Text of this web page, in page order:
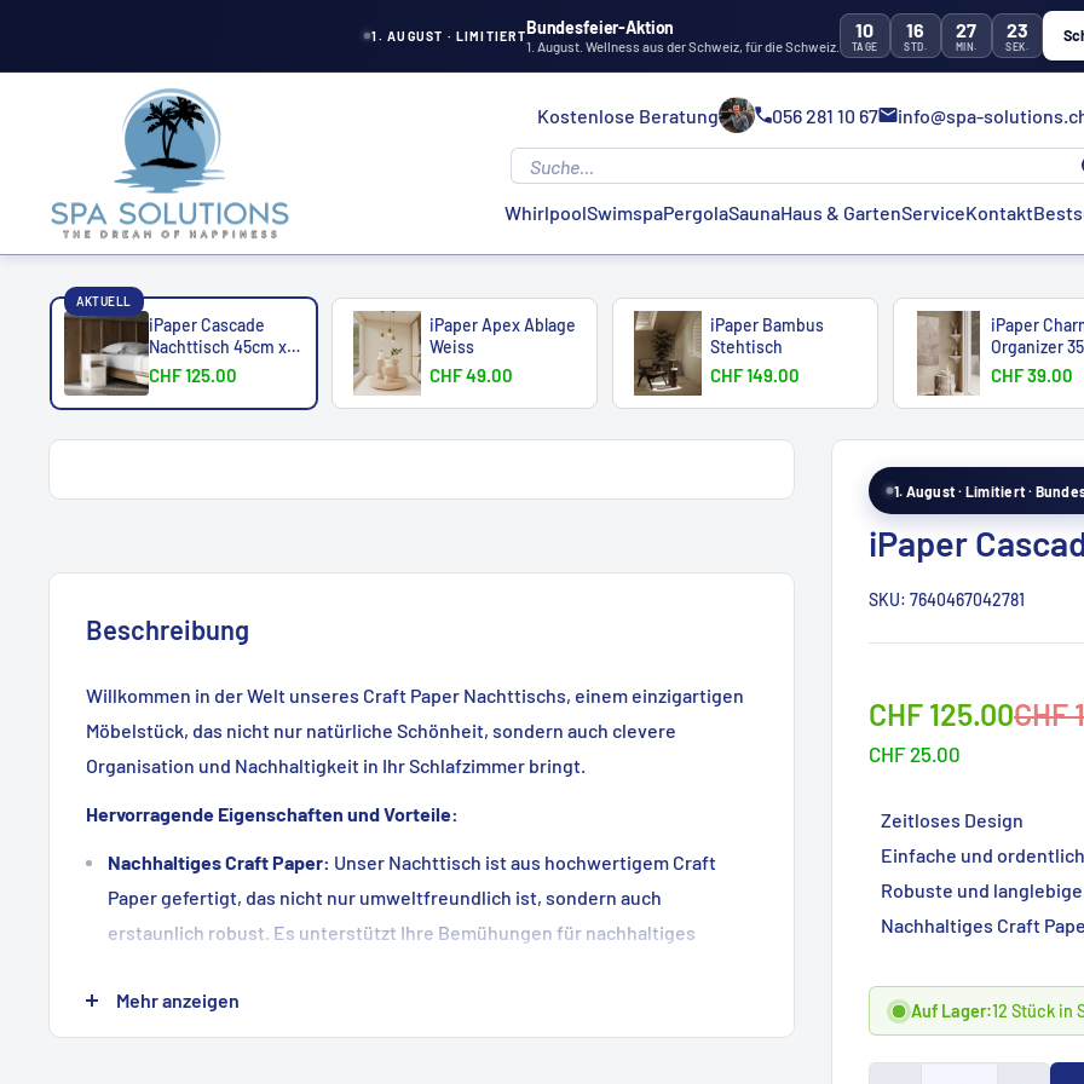
1. AUGUST · LIMITIERTBundesfeier-Aktion
1. August. Wellness aus der Schweiz, für die Schweiz.
10
TAGE
16
STD.
27
MIN.
22
SEK.
Solutions
Kostenlose Beratung 056 281 10 67 info@spa-
WhirlpoolSwimspaPergolaSaunaHaus & GartenServiceKontakt
AKTUELL
iPaper Cascade
Nachttisch 45cm x
25cm
CHF 125.00
iPaper Apex Ablage
Weiss
CHF 49.00
iPaper Bambus
Stehtisch
CHF 149.00
iPaper
Organizer
15cm
CHF 39.00
1. August · Limitiert ·
iPaper
SKU: 7640467042781
Sonderpreis
CHF 125.00CHF
CHF 25.00
Zeitloses Design
Einfache und
Robuste und
Nachhaltiges Craft
Auf Lager:12 Stück in
Beschreibung
Willkommen in der Welt unseres Craft Paper Nachttischs, einem einzigartigen
Möbelstück, das nicht nur natürliche Schönheit, sondern auch clevere
Organisation und Nachhaltigkeit in Ihr Schlafzimmer bringt.
Hervorragende Eigenschaften und Vorteile:
Nachhaltiges Craft Paper: Unser Nachttisch ist aus hochwertigem Craft
Paper gefertigt, das nicht nur umweltfreundlich ist, sondern auch
erstaunlich robust. Es unterstützt Ihre Bemühungen für nachhaltiges
Zweifacher Stauraum:
Nachttisch ausreichend Platz zur Aufbewahrung Ihrer Bücher, Lesebrillen
Mehr anzeigen